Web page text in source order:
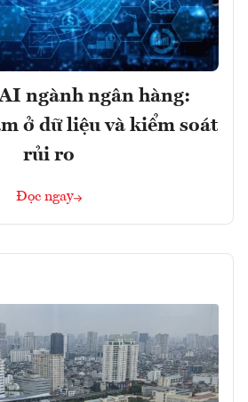
ngành ngân hàng:
ở dữ liệu và kiểm soát
rủi ro
Đọc ngay